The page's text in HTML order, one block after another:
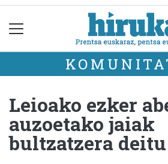
Leioako ezker
auzoetako jaiak
bultzatzera